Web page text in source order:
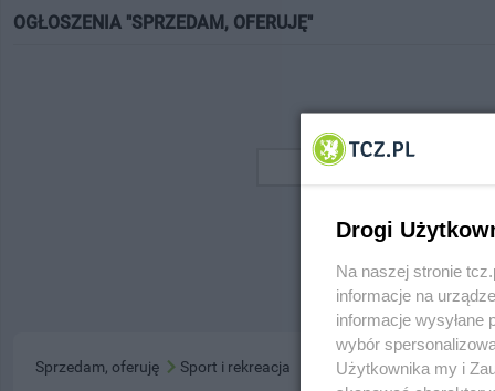
OGŁOSZENIA "SPRZEDAM, OFERUJĘ"
Sprzedam, oferuję Sport i rekreacja
Drogi
Na naszej stronie
informacje na
informacje wysyłane
wybór
Użytkownika my i